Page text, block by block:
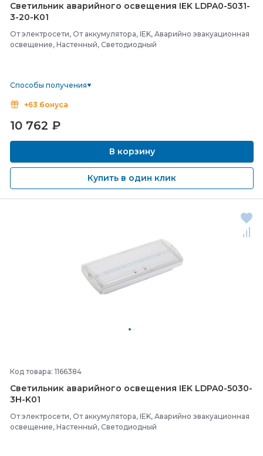
Светильник аварийного освещения IEK LDPA0-5031-
3-20-K01
От электросети, От аккумулятора, IEK, Аварийно эвакуационная
освещение, Настенный, Светодиодный
Способы получения
+63 бонуса
10 762 ₽
В корзину
Купить в один клик
Код товара: 1166384
Светильник аварийного освещения IEK LDPA0-5030-
3H-K01
От электросети, От аккумулятора, IEK, Аварийно эвакуационная
освещение, Настенный, Светодиодный